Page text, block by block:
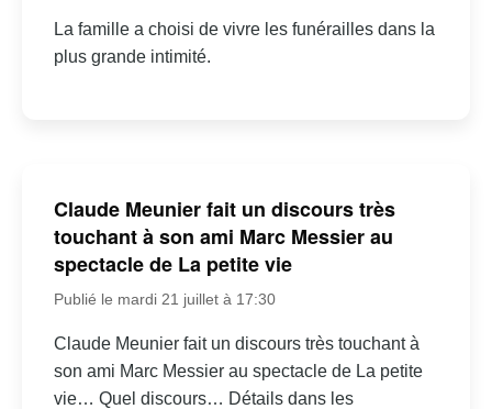
La famille a choisi de vivre les funérailles dans la
plus grande intimité.
Claude Meunier fait un discours très
touchant à son ami Marc Messier au
spectacle de La petite vie
Publié le mardi 21 juillet à 17:30
Claude Meunier fait un discours très touchant à
son ami Marc Messier au spectacle de La petite
vie… Quel discours… Détails dans les